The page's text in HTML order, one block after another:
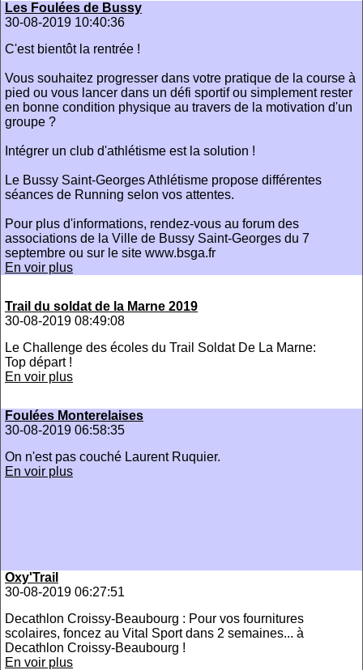
Les Foulées de Bussy
30-08-2019 10:40:36
C'est bientôt la rentrée !
Vous souhaitez progresser dans votre pratique de la course à
pied ou vous lancer dans un défi sportif ou simplement rester
en bonne condition physique au travers de la motivation d'un
groupe ?
Intégrer un club d'athlétisme est la solution !
Le Bussy Saint-Georges Athlétisme propose différentes
séances de Running selon vos attentes.
Pour plus d'informations, rendez-vous au forum des
associations de la Ville de Bussy Saint-Georges du 7
septembre ou sur le site www.bsga.fr
En voir plus
Trail du soldat de la Marne 2019
30-08-2019 08:49:08
Le Challenge des écoles du Trail Soldat De La Marne:
Top départ !
En voir plus
Foulées Monterelaises
30-08-2019 06:58:35
On n'est pas couché Laurent Ruquier.
En voir plus
Oxy'Trail
30-08-2019 06:27:51
Decathlon Croissy-Beaubourg : Pour vos fournitures
scolaires, foncez au Vital Sport dans 2 semaines... à
Decathlon Croissy-Beaubourg !
En voir plus